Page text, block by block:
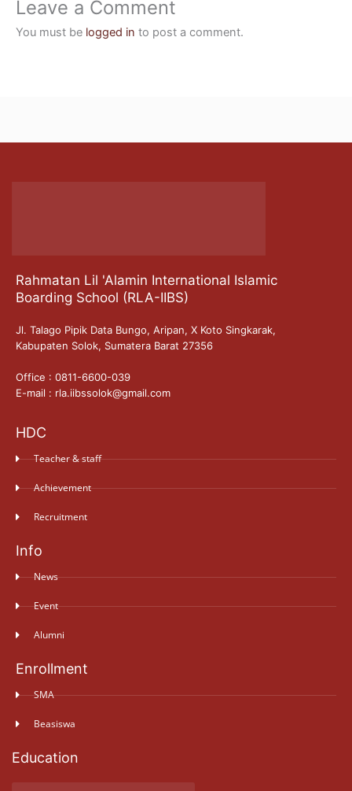
Leave a Comment
You must be logged in to post a comment.
Rahmatan Lil 'Alamin International Islamic
Boarding School (RLA-IIBS)
Jl. Talago Pipik Data Bungo, Aripan, X Koto Singkarak,
Kabupaten Solok, Sumatera Barat 27356
Office : 0811-6600-039
E-mail : rla.iibssolok@gmail.com
HDC
Teacher & staff
Achievement
Recruitment
Info
News
Event
Alumni
Enrollment
SMA
Beasiswa
Education